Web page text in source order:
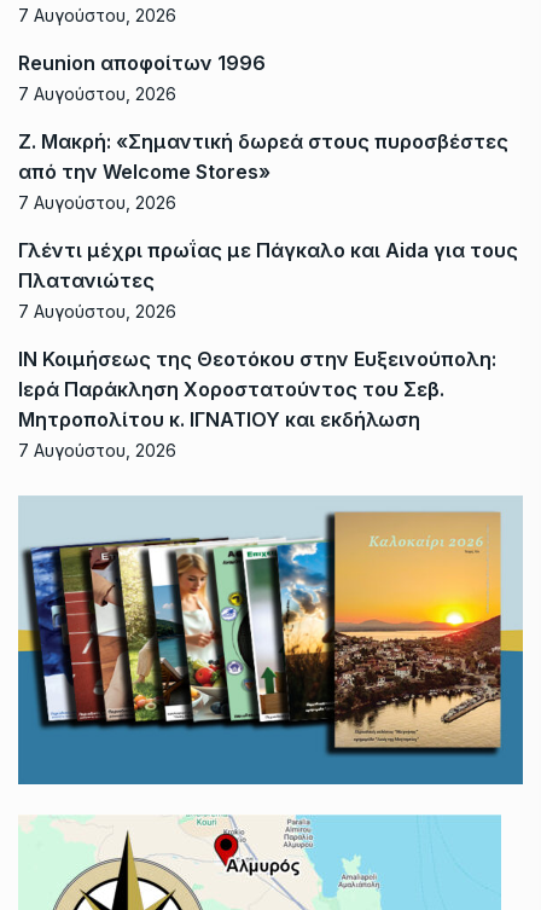
7 Αυγούστου, 2026
Reunion αποφοίτων 1996
7 Αυγούστου, 2026
Ζ. Μακρή: «Σημαντική δωρεά στους πυροσβέστες
από την Welcome Stores»
7 Αυγούστου, 2026
Γλέντι μέχρι πρωΐας με Πάγκαλο και Aida για τους
Πλατανιώτες
7 Αυγούστου, 2026
ΙΝ Κοιμήσεως της Θεοτόκου στην Ευξεινούπολη:
Ιερά Παράκληση Χοροστατούντος του Σεβ.
Μητροπολίτου κ. ΙΓΝΑΤΙΟΥ και εκδήλωση
7 Αυγούστου, 2026